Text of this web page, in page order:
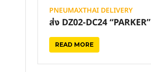
PNEUMAXTHAI DELIVERY
ส่ง DZ02-DC24 “PARKER”
READ MORE